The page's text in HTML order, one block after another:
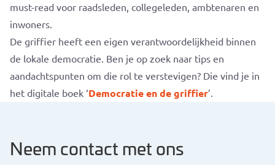
must-read voor raadsleden, collegeleden, ambtenaren en
inwoners.
De griffier heeft een eigen verantwoordelijkheid binnen
de lokale democratie. Ben je op zoek naar tips en
aandachtspunten om die rol te verstevigen? Die vind je in
het digitale boek ‘Democratie en de griffier’.
Neem contact met ons